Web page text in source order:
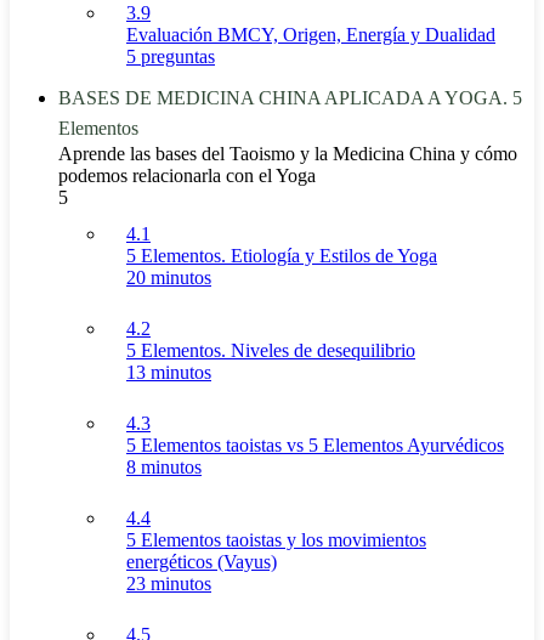
3.9
Evaluación BMCY, Origen, Energía y Dualidad
5 preguntas
BASES DE MEDICINA CHINA APLICADA A YOGA. 5
Elementos
Aprende las bases del Taoismo y la Medicina China y cómo
podemos relacionarla con el Yoga
5
4.1
5 Elementos. Etiología y Estilos de Yoga
20 minutos
4.2
5 Elementos. Niveles de desequilibrio
13 minutos
4.3
5 Elementos taoistas vs 5 Elementos Ayurvédicos
8 minutos
4.4
5 Elementos taoistas y los movimientos
energéticos (Vayus)
23 minutos
4.5